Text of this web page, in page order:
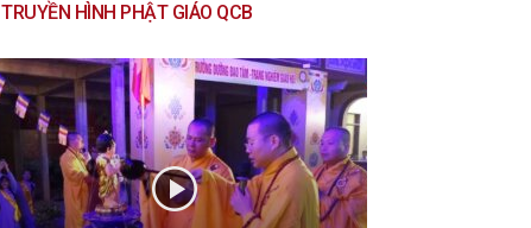
TRUYỀN HÌNH PHẬT GIÁO QCB